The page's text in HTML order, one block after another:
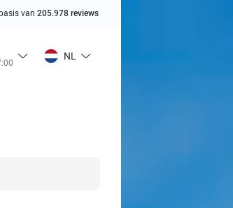
van 205.978 reviews
NL